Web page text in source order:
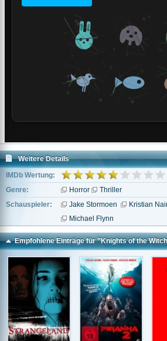
Weitere Details
IMDb Wertung:
Genre:
Horror
Thriller
Schauspieler:
Jake Stormoen Kristian
Michael Flynn
Empfohlene Einträge für "Knights of the